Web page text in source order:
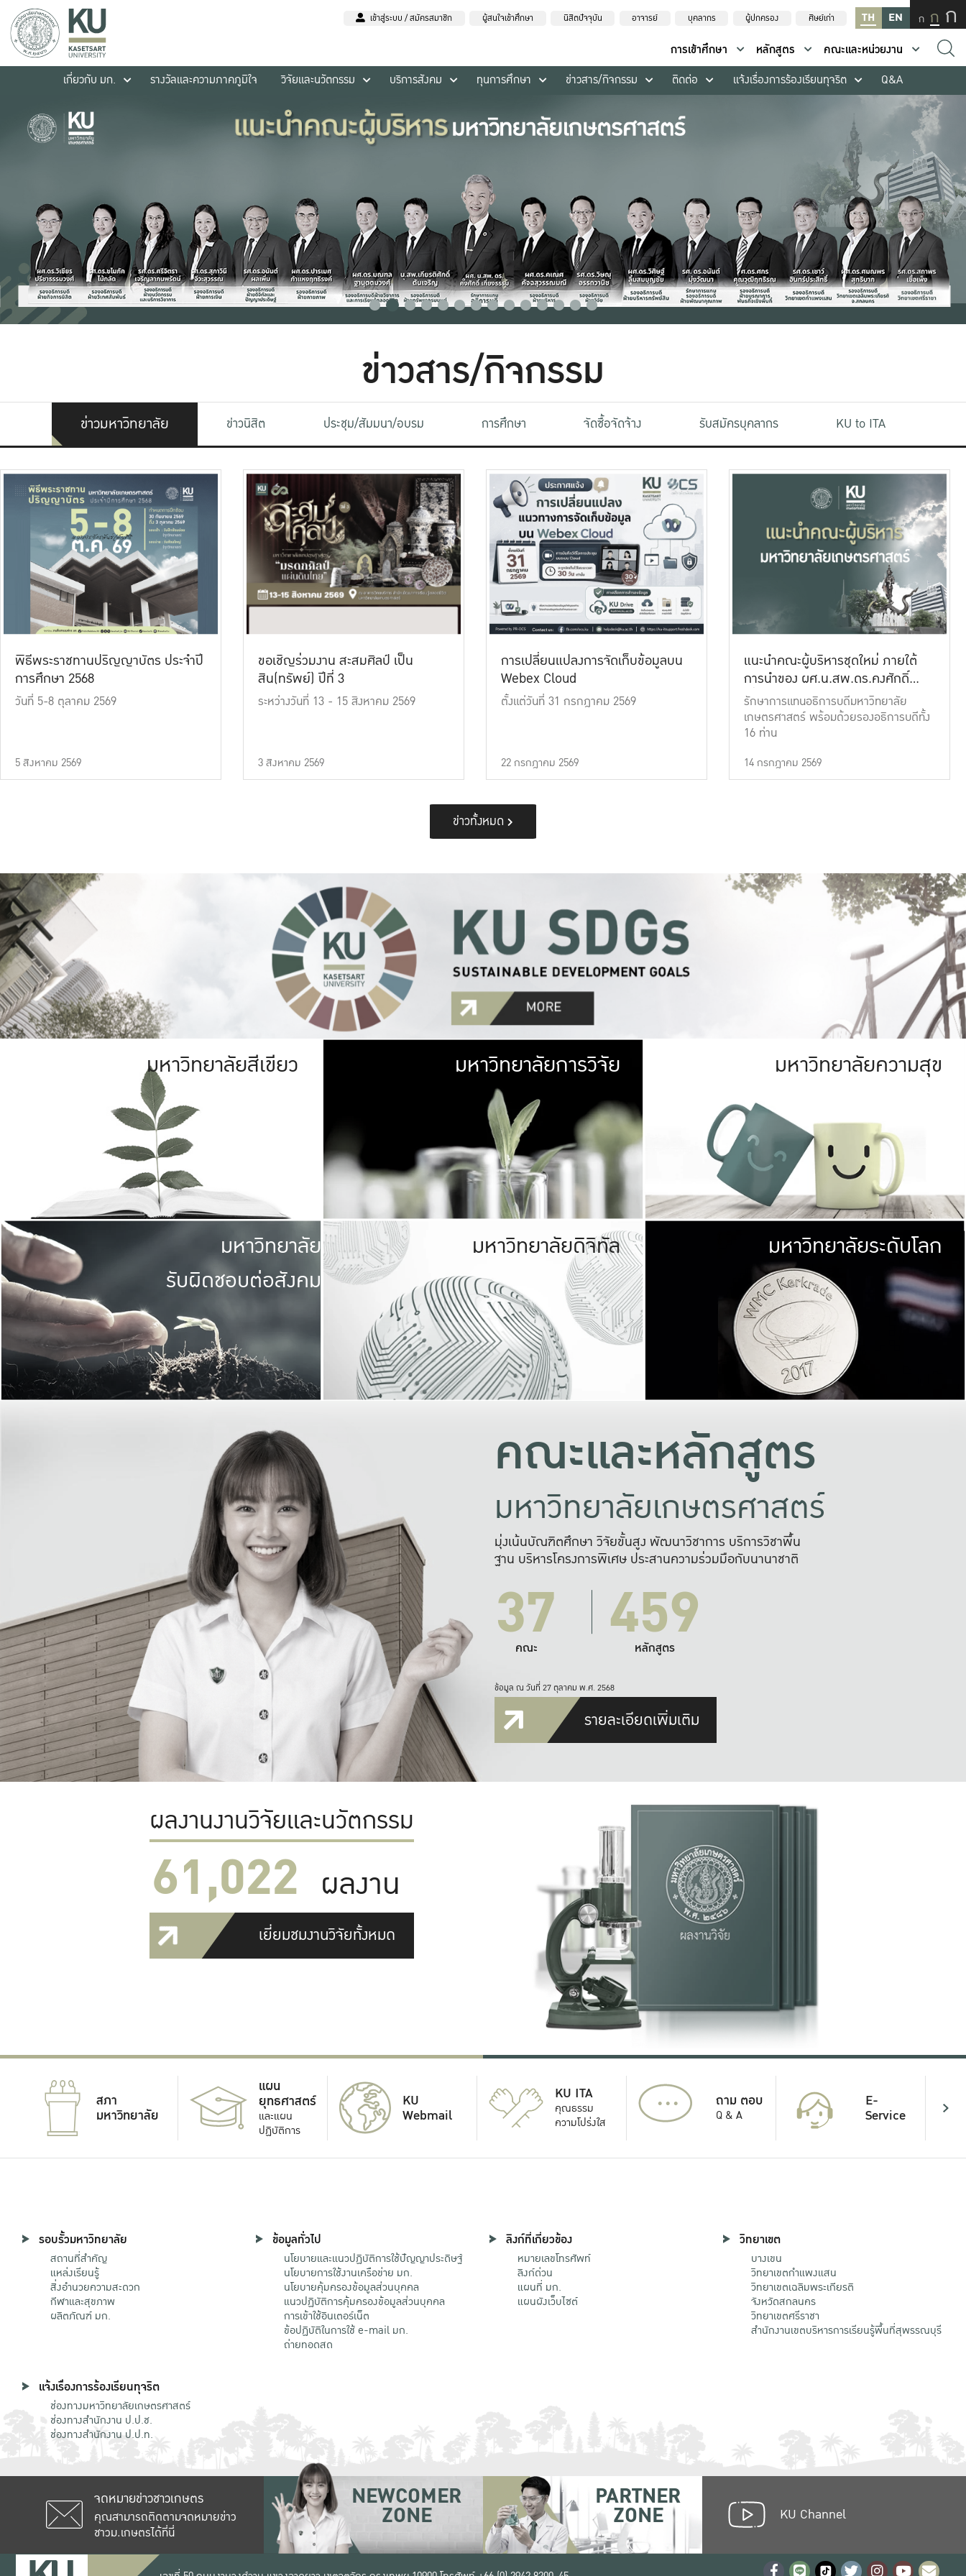
เข้าสู่ระบบ / สมัครสมาชิก ผู้สนใจเข้าศึกษา นิสิตปัจจุบัน อาจารย์ บุคลากร ผู้ปกครอง ศิษย์เก่า TH EN ก ก ก
การเข้าศึกษา หลักสูตร
คณะและหน่วยงาน
เกี่ยวกับ มก.
รางวัลและความภาคภูมิใจ วิจัยและนวัตกรรม บริการสังคม ทุนการศึกษา ข่าวสาร/กิจกรรม ติดต่อ แจ้งเรื่องการร้องเรียนทุจริต Q&A
ข่าวสาร/กิจกรรม
ข่าวมหาวิทยาลัย ข่าวนิสิต ประชุม/สัมมนา/อบรม การศึกษา จัดซื้อจัดจ้าง รับสมัครบุคลากร KU to ITA
พิธีพระราชทานปริญญาบัตร ประจำปี
การศึกษา 2568
วันที่ 5-8 ตุลาคม 2569
5 สิงหาคม 2569
ขอเชิญร่วมงาน สะสมศิลป์ เป็น
สิน(ทรัพย์) ปีที่ 3
ระหว่างวันที่ 13 - 15 สิงหาคม 2569
3 สิงหาคม 2569
การเปลี่ยนแปลงการจัดเก็บข้อมูลบน
Webex Cloud
ตั้งแต่วันที่ 31 กรกฎาคม 2569
22 กรกฎาคม 2569
แนะนำคณะผู้บริหารชุดใหม่ ภายใต้
การนำของ ผศ.น.สพ.ดร.คงศักดิ์
เที่ยงธรรม
รักษาการแทนอธิการบดีมหาวิทยาลัย
เกษตรศาสตร์ พร้อมด้วยรองอธิการบดีทั้ง
16 ท่าน
14 กรกฎาคม 2569
ข่าวทั้งหมด
มหาวิทยาลัยสีเขียว มหาวิทยาลัย
เกษตรศาสตร์ มีพื้นที่เขียวสดใส หนาแน่น
เป็นป่าในเมือง (URBAN FOREST)
เกษตรในเมือง (URBAN AGRICULTURE)
ที่นับรวมกันได้ประมาณ 1,400 ไร่
มหาวิทยาลัยการวิจัย มหาวิทยาลัย
ให้กับประชาชน
มหาวิทยาลัยความสุข
มหาวิทยาลัย
รับผิดชอบต่อสังคม
มหาวิทยาลัยรับผิดชอบต่อสังคม
ร่วมมือกับชุมชน เพื่อความกินดีอยู่ดี
และความสุขอย่างยั่งยืน
มองปัญหาในภาพกว้าง
แก้ไขจากปัญหาจุดเล็กๆ
มหาวิทยาลัยดิจิทัล มหาวิทยา
พร้อมที่จ
และผลักดันในการใช้ระบบส
เพื่อการทำงานแ
มหาวิทยาลัยระดับโลก
คณะและหลักสูตร
มหาวิทยาลัยเกษตรศาสตร์
มุ่งเน้นบัณฑิตศึกษา วิจัยขั้นสูง พัฒนาวิชาการ บริการวิชาพื้น
ฐาน บริหารโครงการพิเศษ ประสานความร่วมมือกับนานาชาติ
37
คณะ 459
หลักสูตร
ข้อมูล ณ วันที่ 27 ตุลาคม พ.ศ. 2568
รายละเอียดเพิ่มเติม
ผลงานงานวิจัยและนวัตกรรม
61,022 ผลงาน
เยี่ยมชมงานวิจัยทั้งหมด
สภา
มหาวิทยาลัย
แผน
ยุทธศาสตร์
และแผน
ปฏิบัติการ
KU
Webmail
KU ITA
คุณธรรม
ความโปร่งใส
... ถาม ตอบ
Q & A
E-
Service
รอบรั้วมหาวิทยาลัย
สถานที่สำคัญ
แหล่งเรียนรู้
สิ่งอำนวยความสะดวก
กีฬาและสุขภาพ
ผลิตภัณฑ์ มก.
ข้อมูลทั่วไป
นโยบายและแนวปฏิบัติการใช้ปัญญาประดิษฐ์
นโยบายการใช้งานเครือข่าย มก.
นโยบายคุ้มครองข้อมูลส่วนบุคคล
แนวปฏิบัติการคุ้มครองข้อมูลส่วนบุคคล
การเข้าใช้อินเตอร์เน็ต
ข้อปฏิบัติในการใช้ e-mail มก.
ถ่ายทอดสด
ลิงก์ที่เกี่ยวข้อง
หมายเลขโทรศัพท์
ลิงก์ด่วน
แผนที่ มก.
แผนผังเว็บไซต์
วิทยาเขต
บางเขน
วิทยาเขตกําแพงแสน
วิทยาเขตเฉลิมพระเกียรติ
จังหวัดสกลนคร
วิทยาเขตศรีราชา
สำนักงานเขตบริหารการเรียนรู้พื้นที่สุพรรณบุรี
แจ้งเรื่องการร้องเรียนทุจริต
ช่องทางมหาวิทยาลัยเกษตรศาสตร์
ช่องทางสำนักงาน ป.ป.ช.
ช่องทางสำนักงาน ป.ป.ท.
จดหมายข่าวชาวเกษตร
คุณสามารถติดตามจดหมายข่าว
ชาวม.เกษตรได้ที่นี่
NEWCOMER
ZONE
PARTNER
ZONE KU Channel